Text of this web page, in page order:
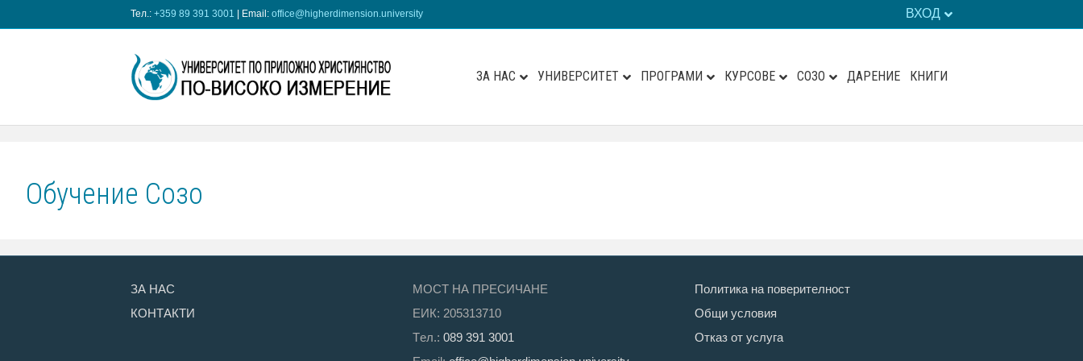
Тел.: +359 89 391 3001 | Еmail: office@higherdimension.university ВХОД
ЗА НАС УНИВЕРСИТЕТ ПРОГРАМИ КУРСОВЕ СОЗО ДАРЕНИЕ КНИГИ
Обучение Созо
ЗА НАС
КОНТАКТИ
МОСТ НА ПРЕСИЧАНЕ
ЕИК: 205313710
Tел.: 089 391 3001
Политика на поверителност
Общи условия
Отказ от услуга